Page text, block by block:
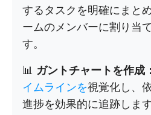
するタスクを明確にまと
ームのメンバーに割り当
す。
📊 ガントチャートを作成：
イムラインを視覚化し、
進捗を効果的に追跡します